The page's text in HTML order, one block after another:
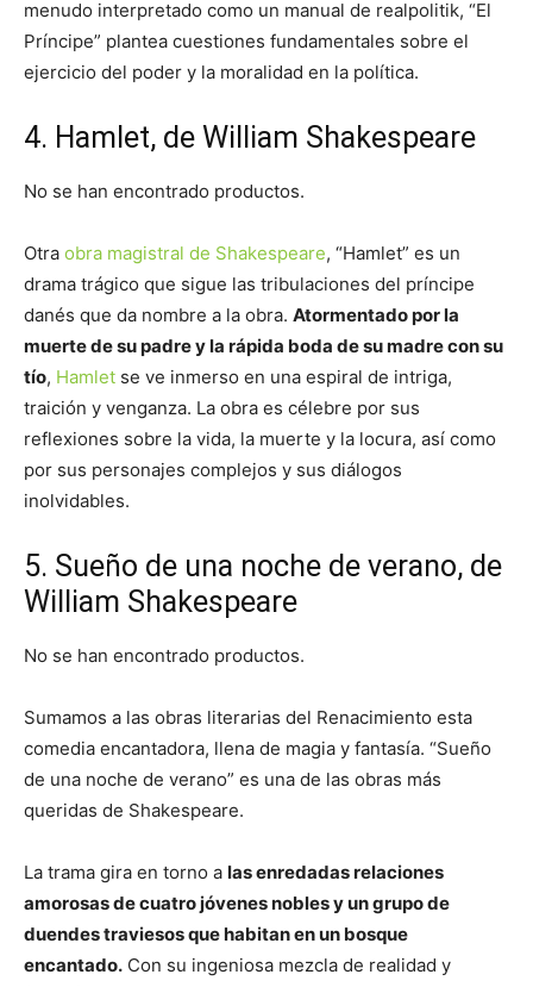
menudo interpretado como un manual de realpolitik, “El
Príncipe” plantea cuestiones fundamentales sobre el
ejercicio del poder y la moralidad en la política.
4. Hamlet, de William Shakespeare
No se han encontrado productos.
Otra obra magistral de Shakespeare, “Hamlet” es un
drama trágico que sigue las tribulaciones del príncipe
danés que da nombre a la obra. Atormentado por la
muerte de su padre y la rápida boda de su madre con su
tío, Hamlet se ve inmerso en una espiral de intriga,
traición y venganza. La obra es célebre por sus
reflexiones sobre la vida, la muerte y la locura, así como
por sus personajes complejos y sus diálogos
inolvidables.
5. Sueño de una noche de verano, de
William Shakespeare
No se han encontrado productos.
Sumamos a las obras literarias del Renacimiento esta
comedia encantadora, llena de magia y fantasía. “Sueño
de una noche de verano” es una de las obras más
queridas de Shakespeare.
La trama gira en torno a las enredadas relaciones
amorosas de cuatro jóvenes nobles y un grupo de
duendes traviesos que habitan en un bosque
encantado. Con su ingeniosa mezcla de realidad y